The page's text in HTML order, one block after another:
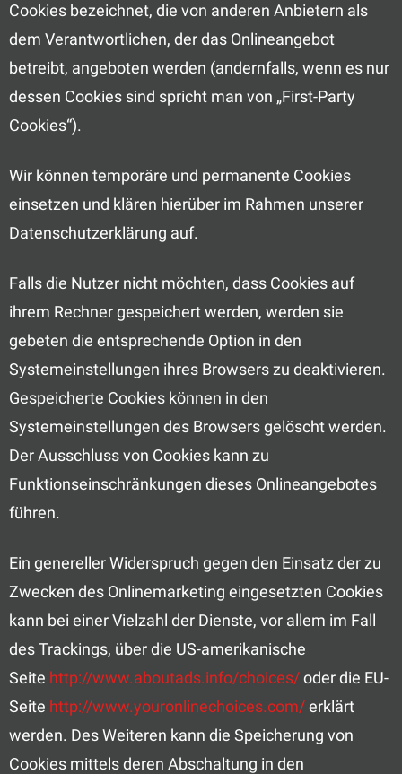
Cookies bezeichnet, die von anderen Anbietern als
dem Verantwortlichen, der das Onlineangebot
betreibt, angeboten werden (andernfalls, wenn es nur
dessen Cookies sind spricht man von „First-Party
Cookies“).
Wir können temporäre und permanente Cookies
einsetzen und klären hierüber im Rahmen unserer
Datenschutzerklärung auf.
Falls die Nutzer nicht möchten, dass Cookies auf
ihrem Rechner gespeichert werden, werden sie
gebeten die entsprechende Option in den
Systemeinstellungen ihres Browsers zu deaktivieren.
Gespeicherte Cookies können in den
Systemeinstellungen des Browsers gelöscht werden.
Der Ausschluss von Cookies kann zu
Funktionseinschränkungen dieses Onlineangebotes
führen.
Ein genereller Widerspruch gegen den Einsatz der zu
Zwecken des Onlinemarketing eingesetzten Cookies
kann bei einer Vielzahl der Dienste, vor allem im Fall
des Trackings, über die US-amerikanische
Seite http://www.aboutads.info/choices/oder die EU-
Seite http://www.youronlinechoices.com/erklärt
werden. Des Weiteren kann die Speicherung von
Cookies mittels deren Abschaltung in den